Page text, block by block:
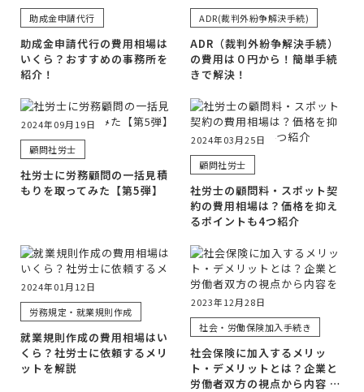
助成金申請代行
助成金申請代行の費用相場は
いくら？おすすめの事務所を
紹介！
ADR(裁判外紛争解決手続)
ADR（裁判外紛争解決手続）
の費用は０円から！簡単手続
きで解決！
2024年09月19日
顧問社労士
社労士に労務顧問の一括見積
もりを取ってみた【第5弾】
2024年03月25日
顧問社労士
社労士の顧問料・スポット契
約の費用相場は？価格を抑え
るポイントも4つ紹介
2024年01月12日
労務規定・就業規則作成
就業規則作成の費用相場はい
くら？社労士に依頼するメリ
ットを解説
2023年12月28日
社会・労働保険加入手続き
社会保険に加入するメリッ
ト・デメリットとは？企業と
労働者双方の視点から内容 …